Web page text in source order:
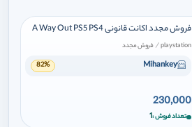
فروش مجدد اکانت قانونی A Way Out PS5 PS4
playstation
/ فروش مجدد
Mihankey
82%
230,000
تعداد فروش 1